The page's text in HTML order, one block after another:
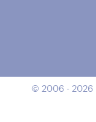
© 2006 - 2026